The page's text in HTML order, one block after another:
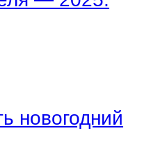
новогодний